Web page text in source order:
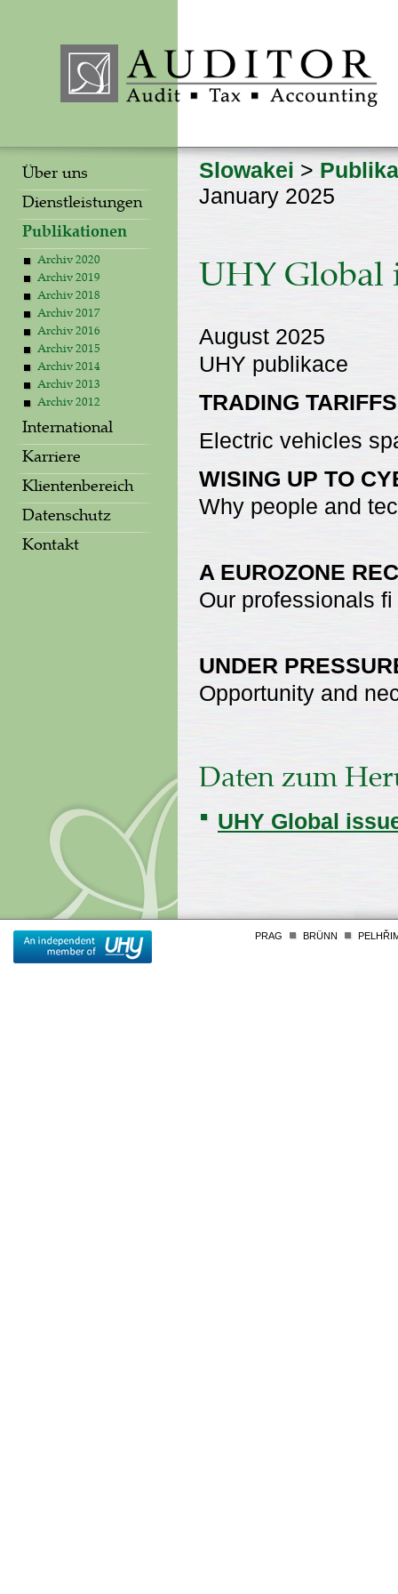
Über uns
Dienstleistungen
Publikationen
Archiv 2020
Archiv 2019
Archiv 2018
Archiv 2017
Archiv 2016
Archiv 2015
Archiv 2014
Archiv 2013
Archiv 2012
International
Karriere
Klientenbereich
Datenschutz
Kontakt
Slowakei >
January 2025
UHY Global
August 2025
UHY publikace
TRADING TARIFFS
Electric vehicles
WISING UP TO
Why people and
A EUROZONE
Our professionals
UNDER
Opportunity and
Daten zum
UHY Global
PRAG BRÜNN